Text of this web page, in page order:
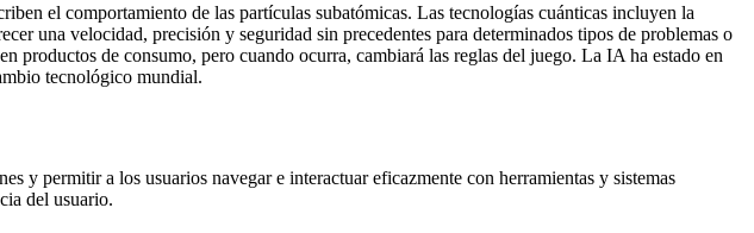
el comportamiento de las partículas subatómicas. Las tecnologías cuánticas incluyen la
una velocidad, precisión y seguridad sin precedentes para determinados tipos de problemas o
productos de consumo, pero cuando ocurra, cambiará las reglas del juego. La IA ha estado en
tecnológico mundial.
y permitir a los usuarios navegar e interactuar eficazmente con herramientas y sistemas
del usuario.